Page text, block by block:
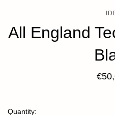
All England
Quantity: